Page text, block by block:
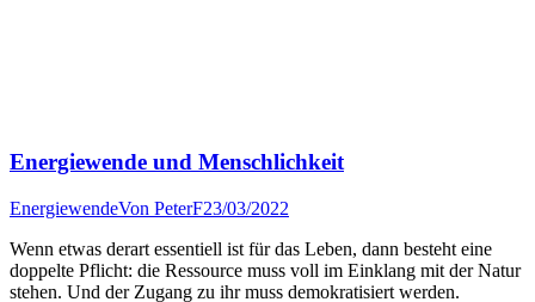
Energiewende und Menschlichkeit
EnergiewendeVon PeterF23/03/2022
Wenn etwas derart essentiell ist für das Leben, dann besteht eine
doppelte Pflicht: die Ressource muss voll im Einklang mit der Natur
stehen. Und der Zugang zu ihr muss demokratisiert werden.